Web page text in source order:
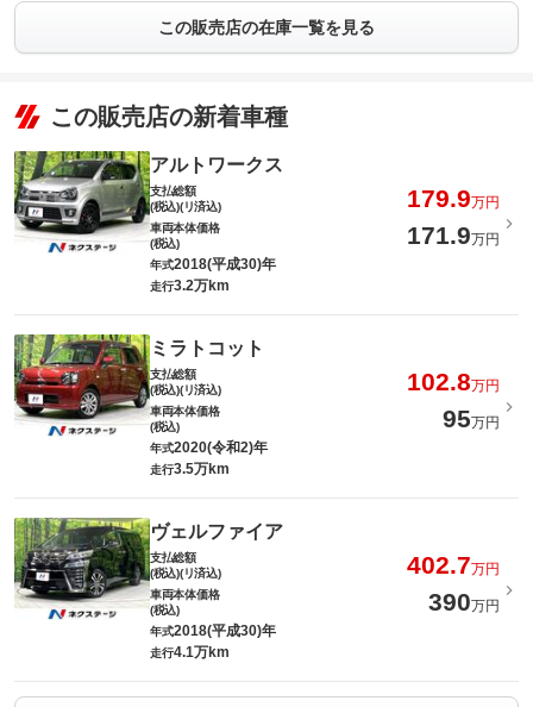
この販売店の在庫一覧を見る
この販売店の新着車種
アルトワークス
支払総額
(税込)(リ済込)
179.9万円
車両本体価格
(税込)
171.9万円
年式2018(平成30)年
走行3.2万km
ミラトコット
支払総額
(税込)(リ済込)
102.8万円
車両本体価格
(税込)
95万円
年式2020(令和2)年
走行3.5万km
ヴェルファイア
支払総額
(税込)(リ済込)
402.7万円
車両本体価格
(税込)
390万円
年式2018(平成30)年
走行4.1万km